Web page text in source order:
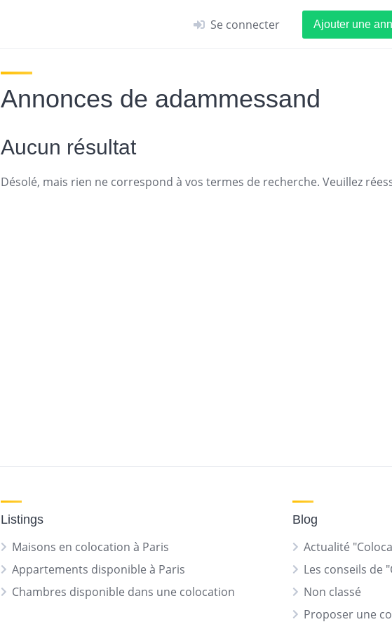
Se connecter Ajouter une
Annonces de adammessand
Aucun résultat
Désolé, mais rien ne correspond à vos termes de recherche. Veuillez
Listings
Maisons en colocation à Paris
Appartements disponible à Paris
Chambres disponible dans une colocation
Blog
Actualité
Les conseils de
Non classé
Proposer une